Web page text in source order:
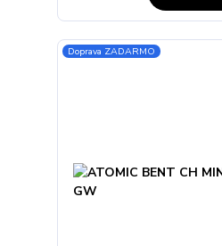
Doprava ZADARMO